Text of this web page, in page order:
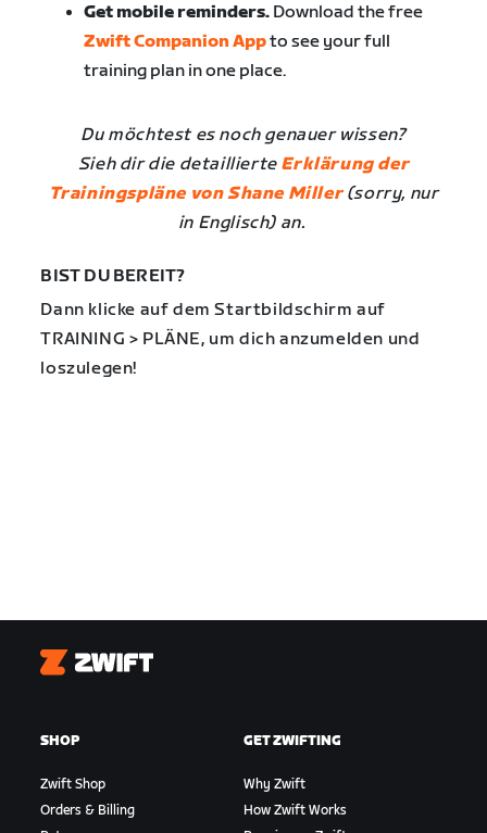
Get mobile reminders. Download the free
Zwift Companion Appto see your full
training plan in one place.
Du möchtest es noch genauer wissen?
Sieh dir die detaillierte Erklärung der
Trainingspläne von Shane Miller(sorry, nur
in Englisch) an.
BIST DU BEREIT?
Dann klicke auf dem Startbildschirm auf
TRAINING > PLÄNE, um dich anzumelden und
loszulegen!
Zwift
SHOP
Zwift Shop
Orders & Billing
GET ZWIFTING
Why Zwift
How Zwift Works